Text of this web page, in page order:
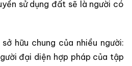
sử dụng đất sẽ là người có
hữu chung của nhiều người:
đại diện hợp pháp của tập